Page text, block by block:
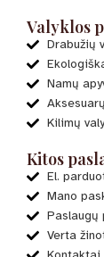
Valyklos
Drabužių
Namų
Kilimų
Kitos
El.
Mano
Paslaugų
Verta